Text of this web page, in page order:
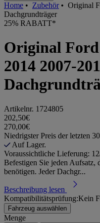
Home • Zubehör• Original
Dachgrundträger
25% RABATT*
Original Ford
2014 2007-
Artikelnr. 1724805
202,50€
270,00€
Niedrigster Preis der letzten
Auf Lager.
Voraussichtliche Lieferung:
Befestigen Sie jeden Aufsatz,
benötigen. Jeder Dachgr...
Beschreibung lesen
Kompatibilitätsprüfung:Kein
Fahrzeug auswählen
Menge